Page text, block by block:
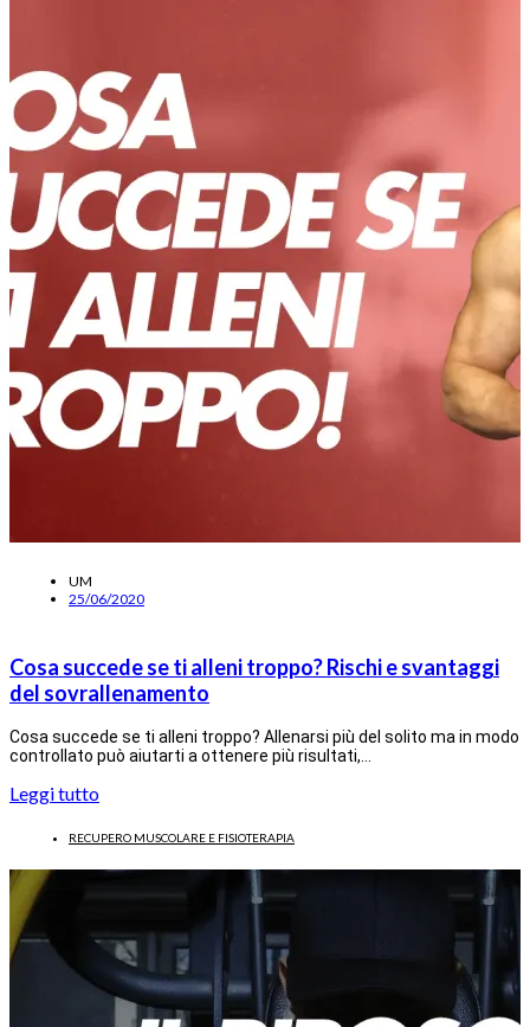
UM
25/06/2020
Cosa succede se ti alleni troppo? Rischi e svantaggi
del sovrallenamento
Cosa succede se ti alleni troppo? Allenarsi più del solito ma in modo
controllato può aiutarti a ottenere più risultati,…
Leggi tutto
RECUPERO MUSCOLARE E FISIOTERAPIA